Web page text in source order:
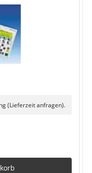
(Lieferzeit anfragen).